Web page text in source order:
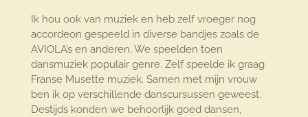
Ik hou ook van muziek en heb zelf vroeger nog
accordeon gespeeld in diverse bandjes zoals de
AVIOLA’s en anderen. We speelden toen
dansmuziek populair genre. Zelf speelde ik graag
Franse Musette muziek. Samen met mijn vrouw
ben ik op verschillende danscursussen geweest.
Destijds konden we behoorlijk goed dansen,